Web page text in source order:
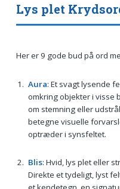
Lys plet
Her er 9 gode bud på ord
Aura: Et svagt lysende
omkring objekter i visse
om stemning eller
betegne visuelle
optræder i synsfeltet.
Blis: Hvid, lys plet eller
Direkte et tydeligt, lyst